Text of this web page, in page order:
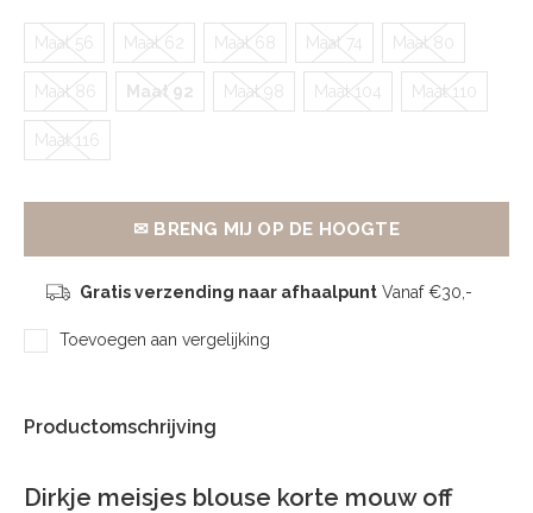
Maat 56 Maat 62 Maat 68 Maat 74 Maat 80
Maat 86 Maat 92 Maat 98 Maat 104 Maat 110
Maat 116
✉ BRENG MIJ OP DE HOOGTE
Gratis verzending naar afhaalpuntVanaf €30,-
Toevoegen aan vergelijking
Productomschrijving
Dirkje meisjes blouse korte mouw off